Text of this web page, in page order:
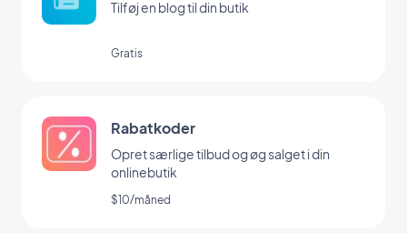
Tilføj en blog til din butik
Gratis
Rabatkoder
Opret særlige tilbud og øg salget i din
onlinebutik
$10/måned